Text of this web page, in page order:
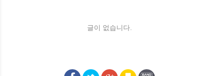
글이 없습니다.